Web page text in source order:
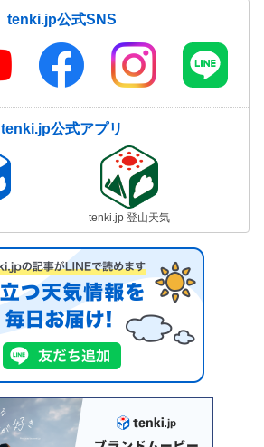
tenki.jp公式SNS
tenki.jp公式アプリ
tenki.jp 登山天気